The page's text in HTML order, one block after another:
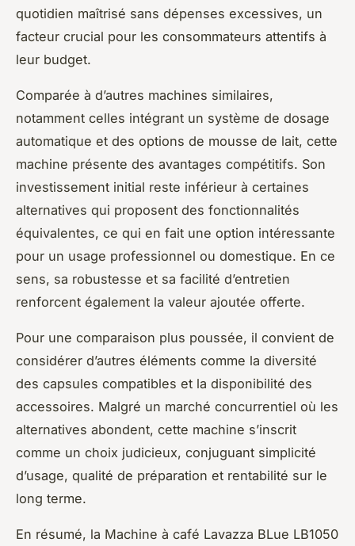
quotidien maîtrisé sans dépenses excessives, un
facteur crucial pour les consommateurs attentifs à
leur budget.
Comparée à d’autres machines similaires,
notamment celles intégrant un système de dosage
automatique et des options de mousse de lait, cette
machine présente des avantages compétitifs. Son
investissement initial reste inférieur à certaines
alternatives qui proposent des fonctionnalités
équivalentes, ce qui en fait une option intéressante
pour un usage professionnel ou domestique. En ce
sens, sa robustesse et sa facilité d’entretien
renforcent également la valeur ajoutée offerte.
Pour une comparaison plus poussée, il convient de
considérer d’autres éléments comme la diversité
des capsules compatibles et la disponibilité des
accessoires. Malgré un marché concurrentiel où les
alternatives abondent, cette machine s’inscrit
comme un choix judicieux, conjuguant simplicité
d’usage, qualité de préparation et rentabilité sur le
long terme.
En résumé, la Machine à café Lavazza BLue LB1050